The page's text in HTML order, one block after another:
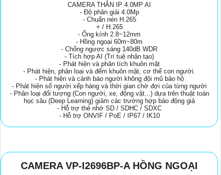
CAMERA THÂN IP 4.0MP AI
- Độ phân giải 4.0Mp
- Chuẩn nén H.265
+ / H.265
- Ống kính 2.8~12mm
- Hồng ngoại 60m~80m
- Chống ngược sáng 140dB WDR
- Tích hợp AI (Trí tuệ nhân tạo)
- Phát hiện và phân tích khuôn mặt
- Phát hiện, phân loại và đếm khuôn mặt, cơ thể con người.
- Phát hiện và cảnh báo người không đội mũ bảo hộ
- Phát hiện số người xếp hàng và thời gian chờ đợi của từng người
- Phân loại đối tượng (Con người, xe, động vật...) dựa trên thuật toán
học sâu (Deep Learning) giảm các trường hợp báo động giả
- Hỗ trợ thẻ nhớ SD / SDHC / SDXC
- Hỗ trợ ONVIF / PoE / IP67 / IK10
CAMERA VP-I2696BP-A HỒNG NGOẠI